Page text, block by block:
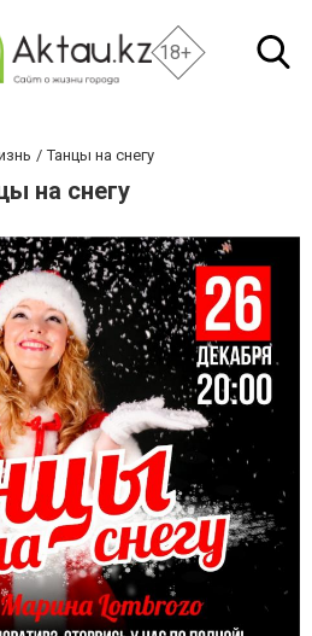
18+
Танцы на снегу
на снегу